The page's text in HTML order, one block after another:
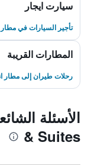
سيارت ايجار
تأجير السيارات في مطار
المطارات القريبة
رحلات طيران إلى مطار
& Suites